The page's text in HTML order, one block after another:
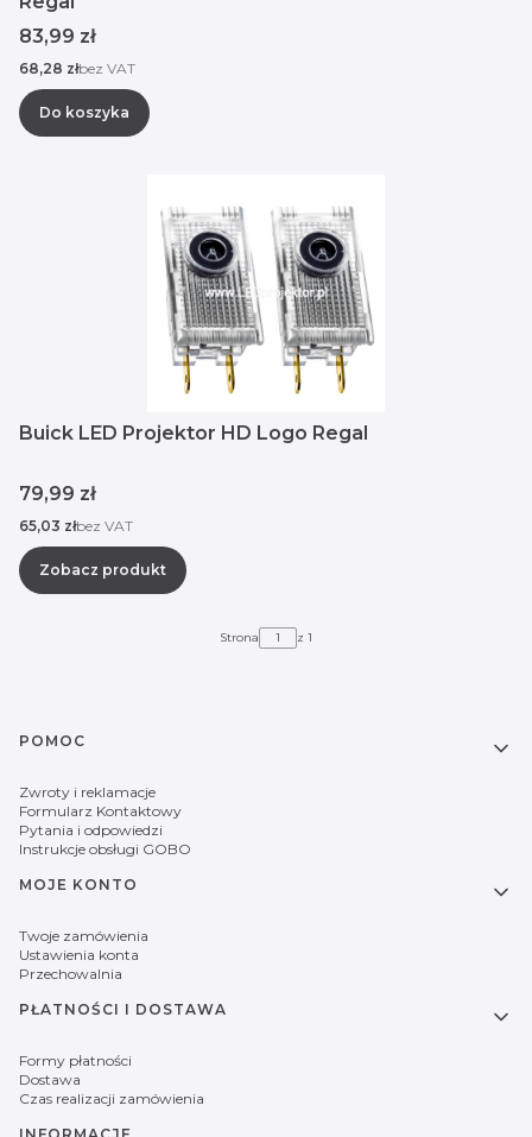
Cena
83,99 zł
Cena
68,28 złbez VAT
Do koszyka
Buick LED Projektor HD Logo Regal
Cena
79,99 zł
Cena
65,03 złbez VAT
Zobacz produkt
Strona z 1
Linki w stopce
POMOC
Zwroty i reklamacje
Formularz Kontaktowy
Pytania i odpowiedzi
Instrukcje obsługi GOBO
MOJE KONTO
Twoje zamówienia
Ustawienia konta
Przechowalnia
PŁATNOŚCI I DOSTAWA
Formy płatności
Dostawa
Czas realizacji zamówienia